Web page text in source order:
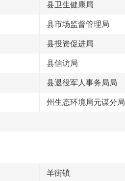
县卫生健康局
县市场监督管理局
县投资促进局
县信访局
县退役军人事务局局
州生态环境局元谋分局
羊街镇